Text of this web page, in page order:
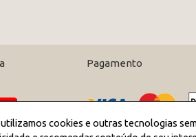
Pagamento
cookies e outras tecnologias